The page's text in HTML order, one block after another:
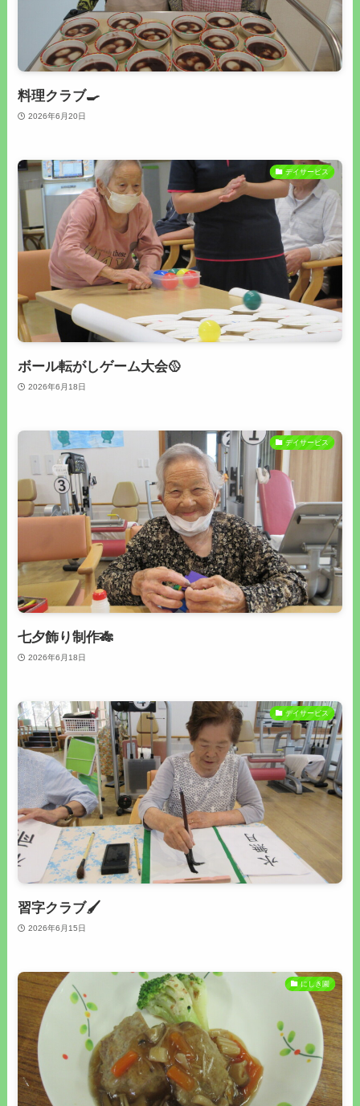
料理クラブ🍳
2026年6月20日
デイサービス
ボール転がしゲーム大会🥎
2026年6月18日
デイサービス
七夕飾り制作🎋
2026年6月18日
デイサービス
習字クラブ🖌
2026年6月15日
にしき園